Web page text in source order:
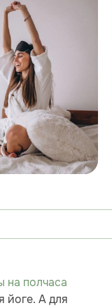
на полчаса
йоге. А для